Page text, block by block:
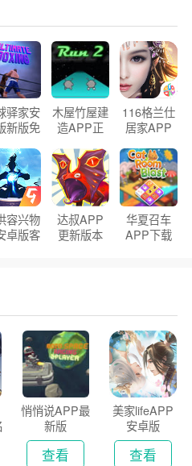
驿家安
新版免
木屋竹屋建
造APP正
116格兰仕
居家APP
容兴物
卓版客
达叔APP
更新版本
华夏召车
APP下载
悄悄说APP最
新版
查看
美家lifeAPP
安卓版
查看